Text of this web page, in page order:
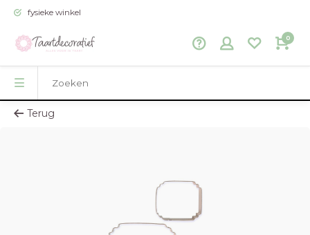
fysieke winkel
0
Terug